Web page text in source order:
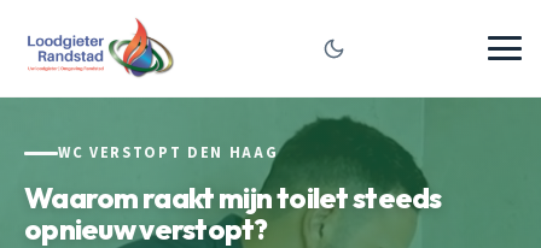
WC VERSTOPT DEN HAAG
Waarom raakt mijn toilet steeds
opnieuw verstopt?